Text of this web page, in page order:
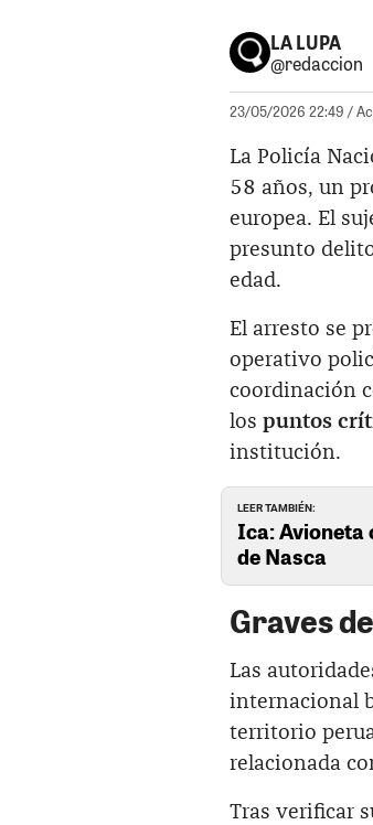
LA LUPA
@redaccion
23/05/2026 22:49 /
La Policía
58 años, un
europea. El
presunto
edad.
El arresto se
operativo
coordinación
los puntos
institución.
LEER TAMBIÉN:
Ica: Avioneta
de Nasca
Graves
Las
internacional
territorio
relacionada
Tras verificar